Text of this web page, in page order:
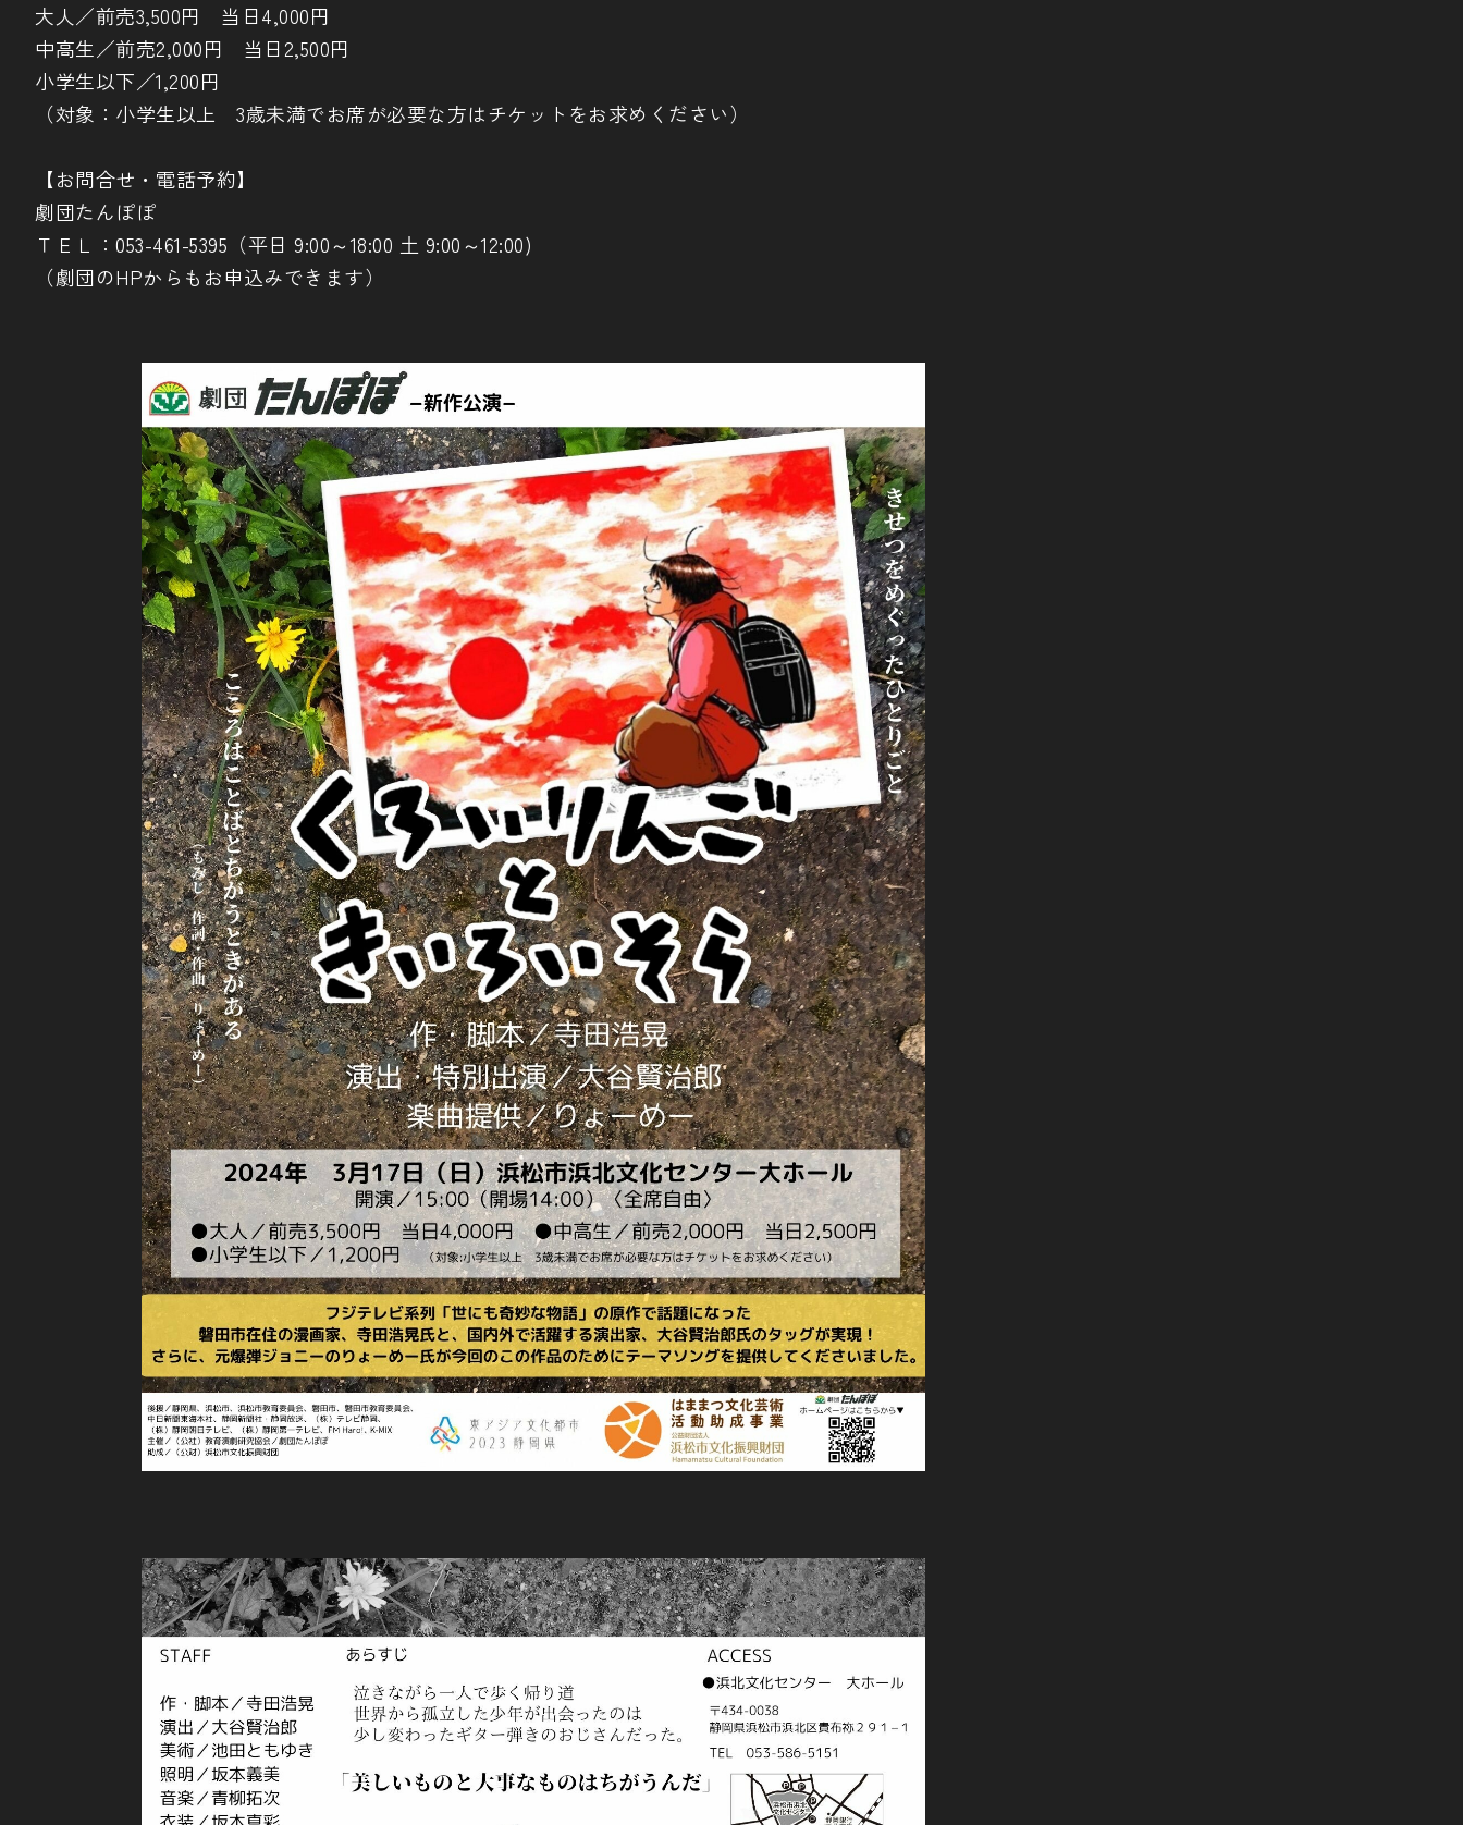
大人／前売3,500円 当日4,000円
中高生／前売2,000円 当日2,500円
小学生以下／1,200円
（対象：小学生以上 3歳未満でお席が必要な方はチケットをお求めください）
【お問合せ・電話予約】
劇団たんぽぽ
ＴＥＬ：053-461-5395（平日 9:00～18:00 土 9:00～12:00)
（劇団のHPからもお申込みできます）